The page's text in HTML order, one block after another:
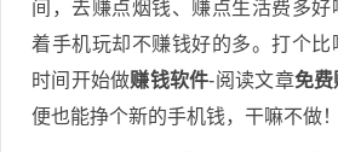
间，去赚点烟钱、赚点生活费多
着手机玩却不赚钱好的多。打个比
时间开始做赚钱软件-阅读文章免费
便也能挣个新的手机钱，干嘛不做！